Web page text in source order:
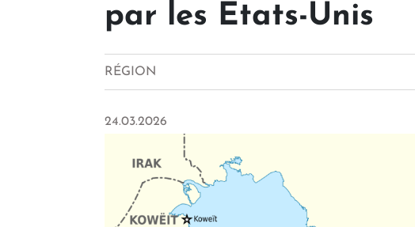
par les États-Unis
RÉGION
24.03.2026